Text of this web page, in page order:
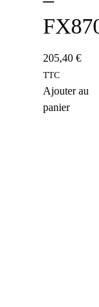
205,40 €
TTC
Ajouter au
panier